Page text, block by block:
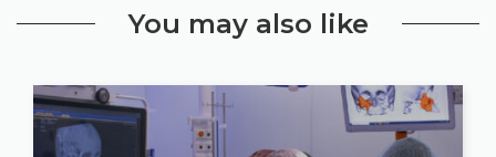
You may also like